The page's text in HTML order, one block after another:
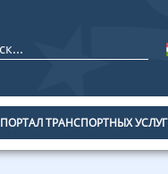
ПОРТАЛ ТРАНСПОРТНЫХ УСЛУГ